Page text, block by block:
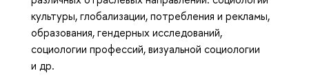
культуры, глобализации, потребления и рекламы,
образования, гендерных исследований,
социологии профессий, визуальной социологии
и др.